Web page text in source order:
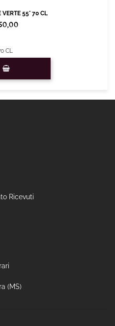
VERTE 55° 70 CL
CL
Ricevuti
(MS)